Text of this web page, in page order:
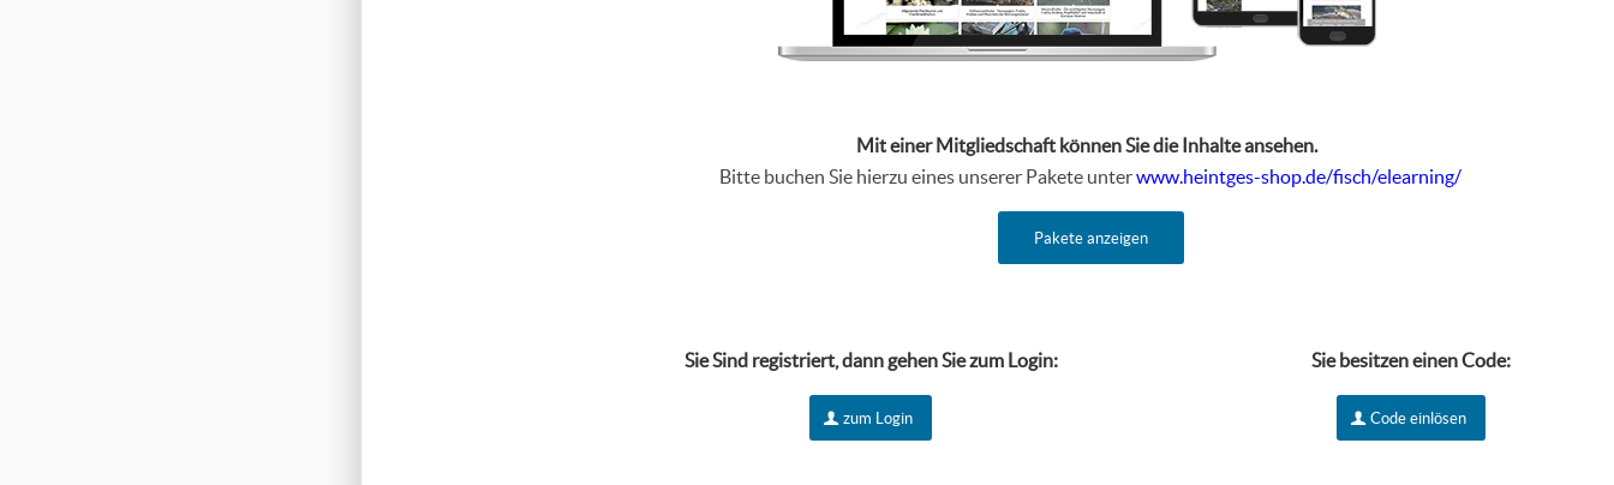
Mit einer Mitgliedschaft können Sie die Inhalte ansehen.
Bitte buchen Sie hierzu eines unserer Pakete unterwww.heintges-shop.de/fisch/elearning/
Pakete anzeigen
Sie Sind registriert, dann gehen Sie zum Login:
zum Login
Sie besitzen einen Code:
Code einlösen